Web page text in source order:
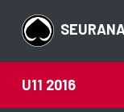
U11 2016